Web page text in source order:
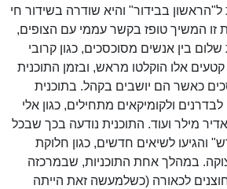
בבידור" והיא שודרה בשידור חי
זו המשיך טופז בקשר עממי עם הצופים,
בין אנשים מסוכסכים, כגון קרובי
אלו הוקלטו מראש, ובזמן התוכנית
כאשר הם יושבים בקהל. בתוכנית
ולקומיקאים מתחילים, כגון אלי
אדיר מילר ועוד. התוכנית נודעה בכך שבכל
והגיעו לשיאים חדשים, כגון חלוקת
במהלך אחת התוכניות, שבמרכזה
לכאורה (כשלמעשה זאת הייתה